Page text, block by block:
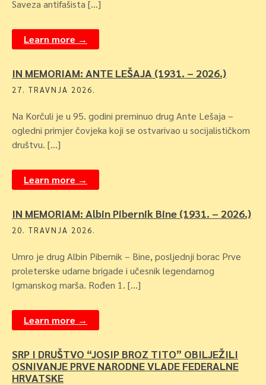
Saveza antifašista […]
Learn more →
IN MEMORIAM: ANTE LEŠAJA (1931. – 2026.)
27. TRAVNJA 2026.
Na Korčuli je u 95. godini preminuo drug Ante Lešaja –
ogledni primjer čovjeka koji se ostvarivao u socijalističkom
društvu. […]
Learn more →
IN MEMORIAM: Albin Pibernik Bine (1931. – 2026.)
20. TRAVNJA 2026.
Umro je drug Albin Pibernik – Bine, posljednji borac Prve
proleterske udarne brigade i učesnik legendarnog
Igmanskog marša. Rođen 1. […]
Learn more →
SRP I DRUŠTVO “JOSIP BROZ TITO” OBILJEŽILI
OSNIVANJE PRVE NARODNE VLADE FEDERALNE
HRVATSKE